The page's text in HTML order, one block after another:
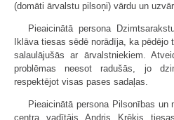
(domāti ārvalstu pilsoņi) vārdu un
Pieaicinātā persona
Iklāva tiesas sēdē norādīja, ka
salaulājušās ar ārvalstniekiem.
problēmas neesot radušās, jo
respektējot visas pases sadaļas.
Pieaicinātā persona Pilsonības un
centra vadītājs Andris Krēķis